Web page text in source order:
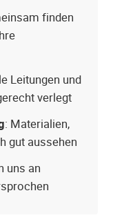
finden
Leitungen und
verlegt
: Materialien,
gut aussehen
uns an